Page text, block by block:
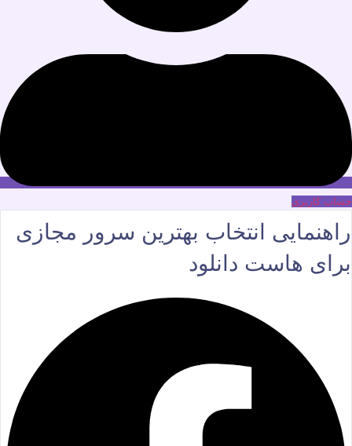
حساب کاربری
راهنمایی انتخاب بهترین سرور مجازی
برای هاست دانلود